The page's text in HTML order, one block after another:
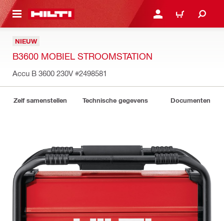
HOOFDINHOUD LOG IN OF REGISTREER
WINKELWAGEN
NIEUW
B3600 MOBIEL STROOMSTATION
Accu B 3600 230V #2498581
Zelf samenstellen Technische gegevens Documenten